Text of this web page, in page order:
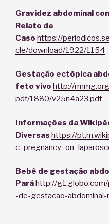
Gravidez abdominal
Relato de
Caso https://
cle/download/1922/1154
Gestação ectópica
feto vivo http://
pdf/1880/v25n4a23.pdf
Informações da
Diversas https://
Bebê de gestação
Paráhttp://
-de-gestacao-abdominal-